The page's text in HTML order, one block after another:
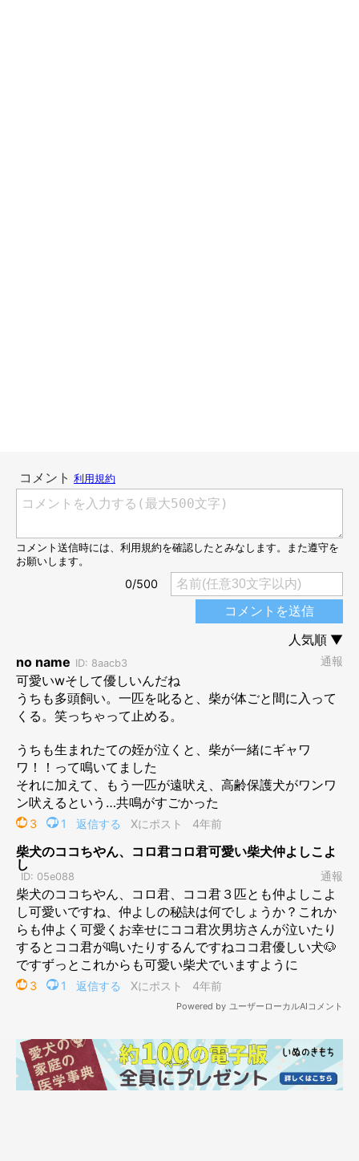
次男くんの声が気になって…
わおーーーーん
@norinoripiiii
声に反応して鳴くロロくん。飼い主さんによると、ロロくんは次
男くんが赤ちゃんの頃から見守っているようで、もしかしたら特
別な思いがあるのかもしれませんね。